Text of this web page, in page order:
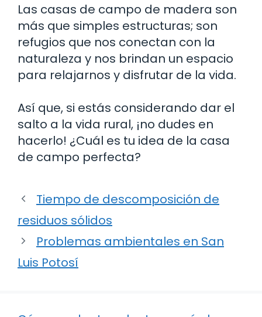
Las casas de campo de madera son
más que simples estructuras; son
refugios que nos conectan con la
naturaleza y nos brindan un espacio
para relajarnos y disfrutar de la vida.
Así que, si estás considerando dar el
salto a la vida rural, ¡no dudes en
hacerlo! ¿Cuál es tu idea de la casa
de campo perfecta?
Tiempo de descomposición de
residuos sólidos
Problemas ambientales en San
Luis Potosí